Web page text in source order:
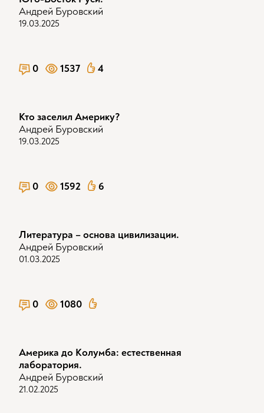
Андрей Буровский
19.03.2025
0 1537 4
Кто заселил Америку?
Андрей Буровский
19.03.2025
0 1592 6
Литература – основа цивилизации.
Андрей Буровский
01.03.2025
0 1080
Америка до Колумба: естественная
лаборатория.
Андрей Буровский
21.02.2025